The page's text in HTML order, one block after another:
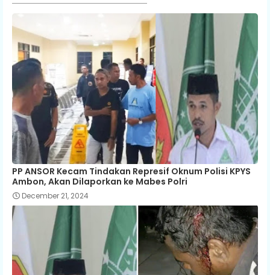
PP ANSOR Kecam Tindakan Represif Oknum Polisi KPYS
Ambon, Akan Dilaporkan ke Mabes Polri
December 21, 2024